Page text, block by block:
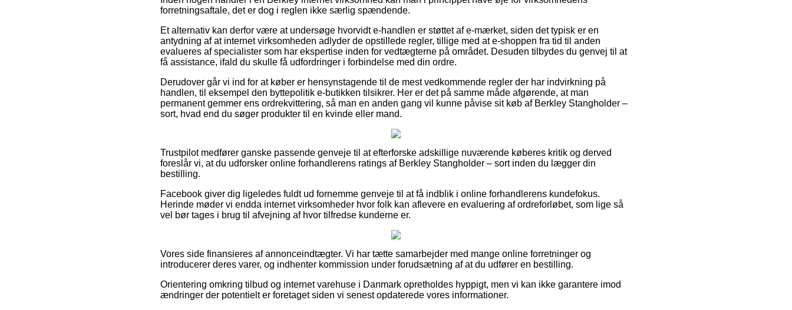
forretningsaftale, det er dog i reglen ikke særlig spændende.
Et alternativ kan derfor være at undersøge hvorvidt e-handlen er støttet af e-mærket, siden det typisk er en
antydning af at internet virksomheden adlyder de opstillede regler, tillige med at e-shoppen fra tid til anden
evalueres af specialister som har ekspertise inden for vedtægterne på området. Desuden tilbydes du genvej til at
få assistance, ifald du skulle få udfordringer i forbindelse med din ordre.
Derudover går vi ind for at køber er hensynstagende til de mest vedkommende regler der har indvirkning på
handlen, til eksempel den byttepolitik e-butikken tilsikrer. Her er det på samme måde afgørende, at man
permanent gemmer ens ordrekvittering, så man en anden gang vil kunne påvise sit køb af Berkley Stangholder –
sort, hvad end du søger produkter til en kvinde eller mand.
Trustpilot medfører ganske passende genveje til at efterforske adskillige nuværende køberes kritik og derved
foreslår vi, at du udforsker online forhandlerens ratings af Berkley Stangholder – sort inden du lægger din
bestilling.
Facebook giver dig ligeledes fuldt ud fornemme genveje til at få indblik i online forhandlerens kundefokus.
Herinde møder vi endda internet virksomheder hvor folk kan aflevere en evaluering af ordreforløbet, som lige så
vel bør tages i brug til afvejning af hvor tilfredse kunderne er.
Vores side finansieres af annonceindtægter. Vi har tætte samarbejder med mange online forretninger og
introducerer deres varer, og indhenter kommission under forudsætning af at du udfører en bestilling.
Orientering omkring tilbud og internet varehuse i Danmark opretholdes hyppigt, men vi kan ikke garantere imod
ændringer der potentielt er foretaget siden vi senest opdaterede vores informationer.